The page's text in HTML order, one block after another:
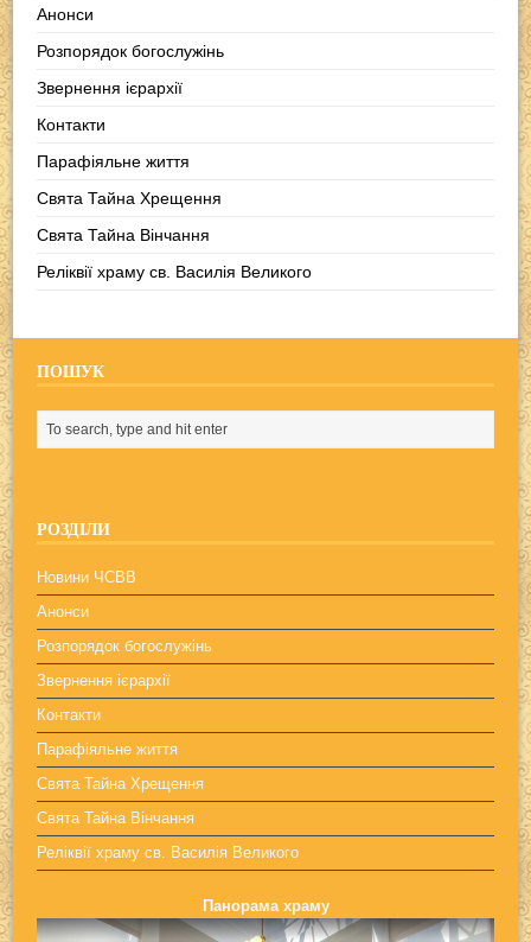
Анонси
Розпорядок богослужінь
Звернення ієрархії
Контакти
Парафіяльне життя
Свята Тайна Хрещення
Свята Тайна Вінчання
Реліквії храму св. Василія Великого
ПОШУК
РОЗДІЛИ
Новини ЧСВВ
Анонси
Розпорядок богослужінь
Звернення ієрархії
Контакти
Парафіяльне життя
Свята Тайна Хрещення
Свята Тайна Вінчання
Реліквії храму св. Василія Великого
Панорама храму